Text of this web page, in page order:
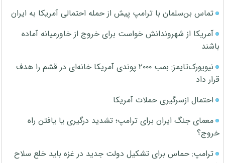
تماس بن‌سلمان با ترامپ پیش از حمله احتمالی آمریکا به ایران
آمریکا از شهروندانش خواست برای خروج از خاورمیانه آماده
باشند
نیویورک‌تایمز: بمب ۲۰۰۰ پوندی آمریکا خانه‌ای در قشم را هدف
قرار داد
احتمال ازسرگیری حملات آمریکا
معمای جنگ ایران برای ترامپ؛ تشدید درگیری یا یافتن راه
خروج؟
ترامپ: حماس برای تشکیل دولت جدید در غزه باید خلع سلاح